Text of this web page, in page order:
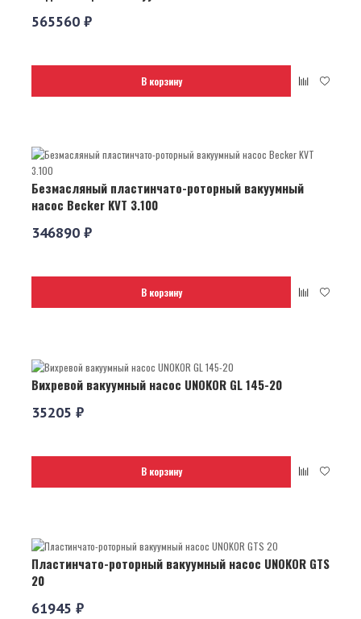
565560 ₽
В корзину
Безмасляный пластинчато-роторный вакуумный
насос Becker KVT 3.100
346890 ₽
В корзину
Вихревой вакуумный насос UNOKOR GL 145-20
35205 ₽
В корзину
Пластинчато-роторный вакуумный насос UNOKOR GTS
20
61945 ₽